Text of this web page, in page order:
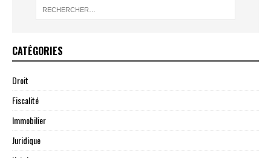
CATÉGORIES
Droit
Fiscalité
Immobilier
Juridique